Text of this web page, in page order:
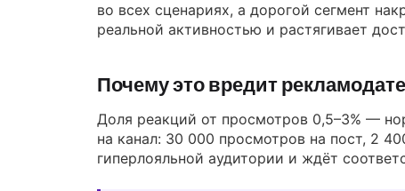
во всех сценариях, а дорогой сегмент
реальной активностью и растягивает
Почему это вредит
Доля реакций от просмотров 0,5–3% —
на канал: 30 000 просмотров на пост, 2
гиперлояльной аудитории и ждёт